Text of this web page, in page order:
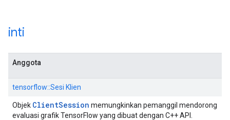
inti
Anggota
tensorflow::Sesi Klien
Objek ClientSession memungkinkan pemanggil mendorong
evaluasi grafik TensorFlow yang dibuat dengan C++ API.